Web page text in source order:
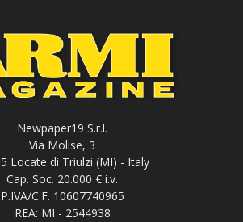
Newpaper19 S.r.l.
Via Molise, 3
Locate di Triulzi (MI) - Italy
Cap. Soc. 20.000 € i.v.
P.IVA/C.F. 10607740965
REA: MI - 2544938